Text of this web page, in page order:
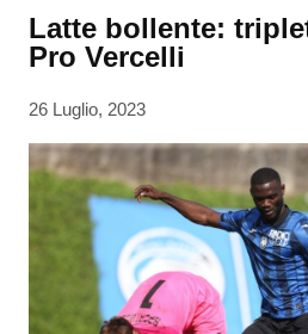
Latte bollente:
Pro Vercelli
26 Luglio, 2023